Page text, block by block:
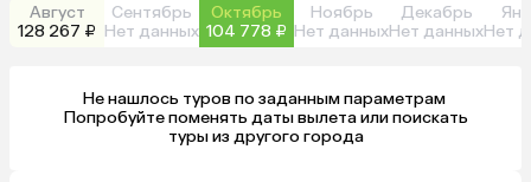
Август
128 267 ₽
Сентябрь
Нет данных
Октябрь
104 778 ₽
Ноябрь
Нет данных
Декабрь
Нет данныхНет
Не нашлось туров по заданным параметрам
туры из другого города